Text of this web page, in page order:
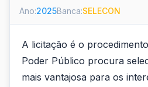
Ano:2025Banca:SELECON
A licitação é o
Poder Público procura
mais vantajosa para os